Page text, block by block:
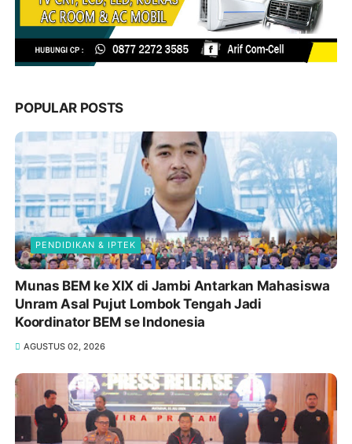
POPULAR POSTS
PENDIDIKAN & IPTEK
Munas BEM ke XIX di Jambi Antarkan Mahasiswa
Unram Asal Pujut Lombok Tengah Jadi
Koordinator BEM se Indonesia
AGUSTUS 02, 2026